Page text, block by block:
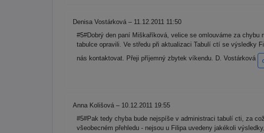
Denisa Vostárková – 11.12.2011 11:50
#5#Dobrý den paní Miškaříková, velice se omlouváme za
tabulce opravili. Ve středu při aktualizaci Tabulí ctí se výsledky
nás kontaktovat. Přeji příjemný zbytek víkendu. D. Vostárková
Anna Kolišová – 10.12.2011 19:55
#5#Pak tedy chyba bude nejspíše v administraci tabulí cti, za
všeobecném přehledu - nejsou u Filipa uvedeny jakékoli